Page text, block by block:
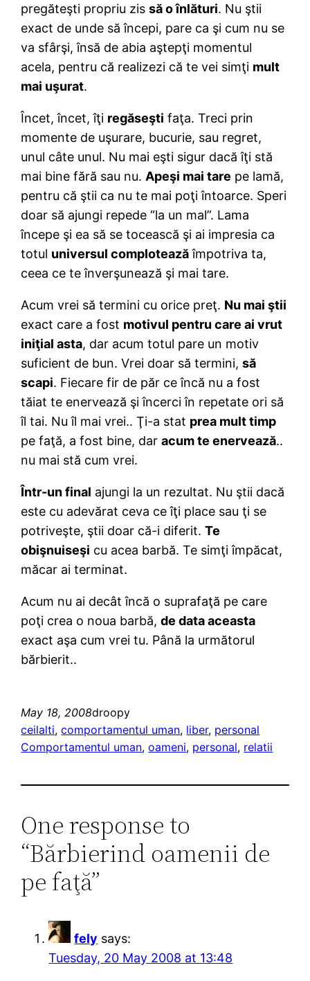
pregăteşti propriu zissă o înlături. Nu ştii
exact de unde să începi, pare ca şi cum nu se
va sfârşi, însă de abia aştepţi momentul
acela, pentru că realizezi că te vei simţi mult
mai uşurat.
Încet, încet, îţi regăseşti faţa. Treci prin
momente de uşurare, bucurie, sau regret,
unul câte unul. Nu mai eşti sigur dacă îţi stă
mai bine fără sau nu. Apeşi mai tare pe lamă,
pentru că ştii ca nu te mai poţi întoarce. Speri
doar să ajungi repede “la un mal”. Lama
începe şi ea să se tocească şi ai impresia ca
totul universul comploteazăîmpotriva ta,
ceea ce te înverşunează şi mai tare.
Acum vrei să termini cu orice preţ. Nu mai ştii
exact care a fost motivul pentru care ai vrut
iniţial asta, dar acum totul pare un motiv
suficient de bun. Vrei doar să termini,să
scapi. Fiecare fir de păr ce încă nu a fost
tăiat te enervează şi încerci în repetate ori să
îl tai. Nu îl mai vrei.. Ţi-a stat prea mult timp
pe faţă, a fost bine, daracum te enervează..
nu mai stă cum vrei.
Într-un final ajungi la un rezultat. Nu ştii dacă
este cu adevărat ceva ce îţi place sau ţi se
potriveşte, ştii doar că-i diferit.Te
obişnuiseşi cu acea barbă. Te simţi împăcat,
măcar ai terminat.
Acum nu ai decât încă o suprafaţă pe care
poţi crea o noua barbă,de data aceasta
exact aşa cum vrei tu. Până la următorul
bărbierit..
May 18, 2008droopy
ceilalti, comportamentul uman, liber, personal
Comportamentul uman, oameni, personal, relatii
One response to
“Bărbierind oamenii de
pe faţă”
fely says:
Tuesday, 20 May 2008 at 13:48